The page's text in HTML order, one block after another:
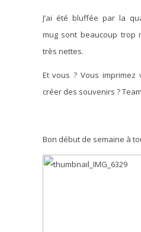
J’ai été bluffée par la
mug sont beaucoup trop
très nettes.
Et vous ? Vous
créer des souvenirs ?
Bon début de semaine à